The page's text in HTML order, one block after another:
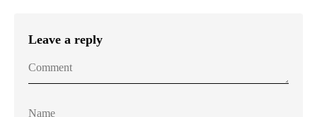
Leave a reply